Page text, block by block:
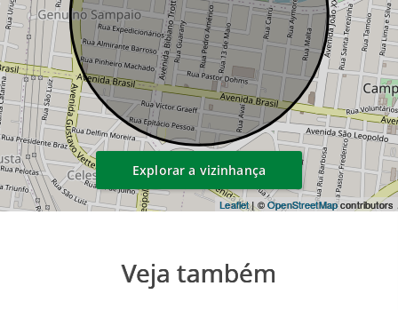
Leaflet| ©OpenStreetMapcontributors
Explorar a vizinhança
Veja também